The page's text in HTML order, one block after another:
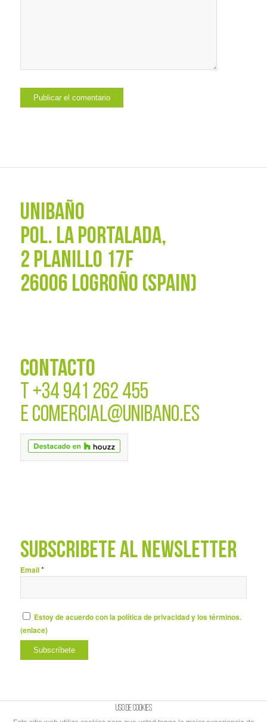
UNIBAÑO
POL. La Portalada,
2 PLANILLO 17F
26006 LOGROÑO (SPAIN)
CONTACTO
T +34 941 262 455
E COMERCIAL@UNIBANO.ES
SUBSCRÍBETE AL NEWSLETTER
Email*
Estoy de acuerdo con la política de privacidad y los términos.
(enlace)
Uso de cookies